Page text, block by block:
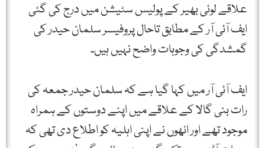
علاقے لوئی بھیر کے پولیس سٹیشن میں درج کی گئی
ایف آئی آر کے مطابق تاحال پروفیسر سلمان حیدر کی
گمشدگی کی وجوہات واضح نہیں ہیں۔
ایف آئی آر میں کہا گیا ہے کہ سلمان حیدر جمعہ کی
رات بنی گالا کے علاقے میں اپنے دوستوں کے ہمراہ
موجود تھے اور انھوں نے اپنی اہلیہ کو اطلاع دی تھی کہ